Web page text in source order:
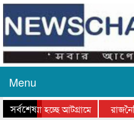
Menu
সর্বশেষ
যাওয়া হচ্ছে আটগ্রামে